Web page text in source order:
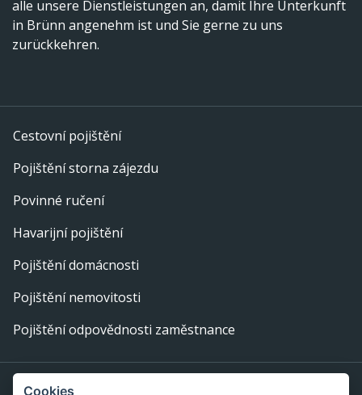
alle unsere Dienstleistungen an, damit Ihre Unterkunft
in Brünn angenehm ist und Sie gerne zu uns
zurückkehren.
Cestovní pojištění
Pojištění storna zájezdu
Povinné ručení
Havarijní pojištění
Pojištění domácnosti
Pojištění nemovitosti
Pojištění odpovědnosti zaměstnance
Provozovatel webu: eFi Palace, s.r.o., IČ: 29378702,
Cookies